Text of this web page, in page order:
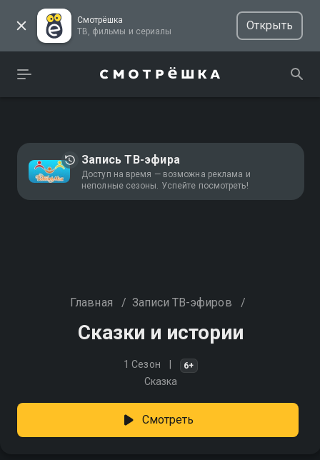
Смотрёшка
ТВ, фильмы и сериалы
Открыть
Запись ТВ-эфира
Доступ на время — возможна реклама и
неполные сезоны. Успейте посмотреть!
Главная / Записи ТВ-эфиров /
Сказки и истории
1 Сезон 6+
Сказка
Смотреть